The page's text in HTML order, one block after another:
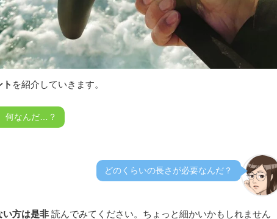
を紹介していきます。
何なんだ…？
どのくらいの長さが必要なんだ？
い方は是非 読んでみてください。ちょっと細かいかもしれません